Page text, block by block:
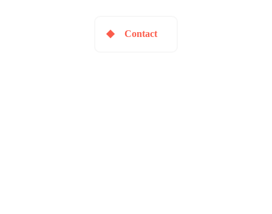
Contact